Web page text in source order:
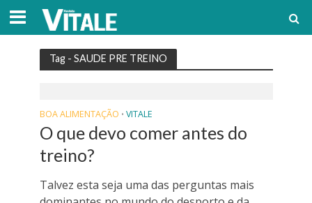
Tag - SAUDE PRE TREINO
BOA ALIMENTAÇÃO • VITALE
O que devo comer antes do
treino?
Talvez esta seja uma das perguntas mais